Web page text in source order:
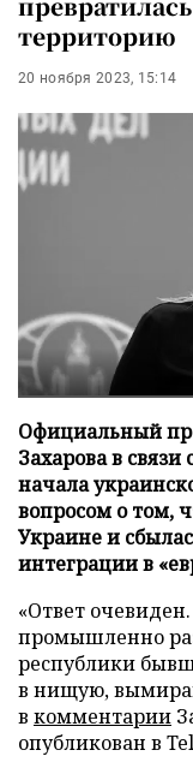
территорию
20 ноября 2023, 15:14
Официальный
Захарова в
начала
вопросом о том,
Украине и
интеграции в
«Ответ
промышленно
республики
в нищую,
в комментарии
опубликован в